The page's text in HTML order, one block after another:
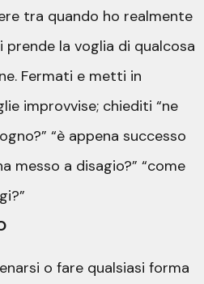
tra quando ho realmente
prende la voglia di qualcosa
Fermati e metti in
improvvise; chiediti “ne
“è appena successo
messo a disagio?” “come
o fare qualsiasi forma